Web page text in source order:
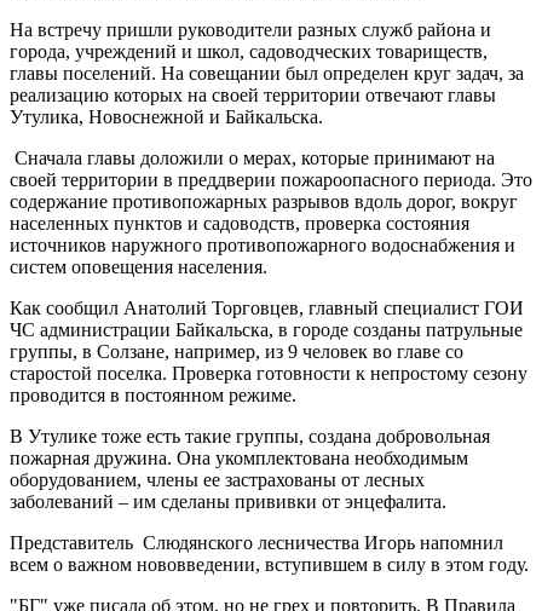
На встречу пришли руководители разных служб района и
города, учреждений и школ, садоводческих товариществ,
главы поселений. На совещании был определен круг задач, за
реализацию которых на своей территории отвечают главы
Утулика, Новоснежной и Байкальска.
Сначала главы доложили о мерах, которые принимают на
своей территории в преддверии пожароопасного периода. Это
содержание противопожарных разрывов вдоль дорог, вокруг
населенных пунктов и садоводств, проверка состояния
источников наружного противопожарного водоснабжения и
систем оповещения населения.
Как сообщил Анатолий Торговцев, главный специалист ГОИ
ЧС администрации Байкальска, в городе созданы патрульные
группы, в Солзане, например, из 9 человек во главе со
старостой поселка. Проверка готовности к непростому сезону
проводится в постоянном режиме.
В Утулике тоже есть такие группы, создана добровольная
пожарная дружина. Она укомплектована необходимым
оборудованием, члены ее застрахованы от лесных
заболеваний – им сделаны прививки от энцефалита.
Представитель Слюдянского лесничества Игорь напомнил
всем о важном нововведении, вступившем в силу в этом году.
"БГ" уже писала об этом, но не грех и повторить. В Правила